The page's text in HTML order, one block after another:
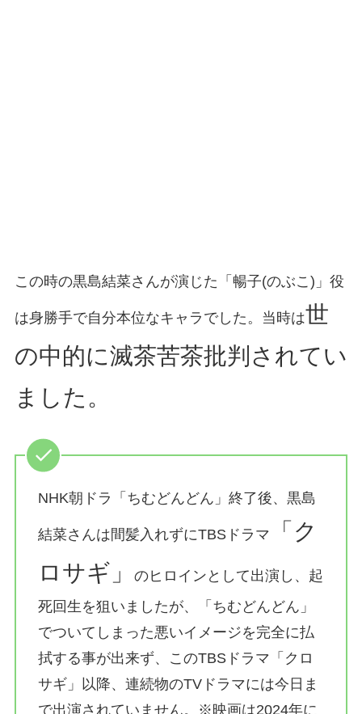
この時の黒島結菜さんが演じた「暢子(のぶこ)」役
は身勝手で自分本位なキャラでした。当時は世
の中的に滅茶苦茶批判されてい
ました。
NHK朝ドラ「ちむどんどん」終了後、黒島
結菜さんは間髪入れずにTBSドラマ
「ク
ロサギ」
のヒロインとして出演し、起
死回生を狙いましたが、「ちむどんどん」
でついてしまった悪いイメージを完全に払
拭する事が出来ず、このTBSドラマ「クロ
サギ」以降、連続物のTVドラマには今日ま
で出演されていません。※映画は2024年に